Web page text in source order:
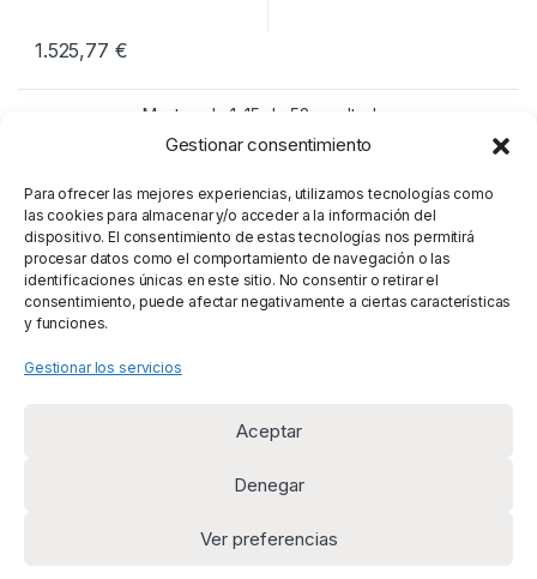
Gestionar consentimiento
Para ofrecer las mejores experiencias, utilizamos tecnologías como
las cookies para almacenar y/o acceder a la información del
dispositivo. El consentimiento de estas tecnologías nos permitirá
procesar datos como el comportamiento de navegación o las
identificaciones únicas en este sitio. No consentir o retirar el
consentimiento, puede afectar negativamente a ciertas características
y funciones.
Gestionar los servicios
Aceptar
Denegar
Ver preferencias
1.525,77 €
Mostrando 1–15 de 52 resultados
¿Alguna duda? Llámanos